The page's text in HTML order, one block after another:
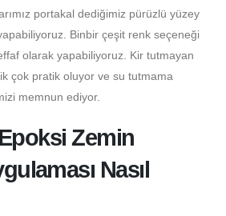
portakal dediğimiz pürüzlü yüzey
Binbir çeşit renk seçeneği
olarak yapabiliyoruz. Kir tutmayan
çok pratik oluyor ve su tutmama
memnun ediyor.
Zemin
Nasıl